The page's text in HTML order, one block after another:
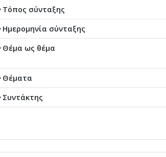
Τόπος σύνταξης
Ημερομηνία σύνταξης
Θέμα ως θέμα
Θέματα
Συντάκτης